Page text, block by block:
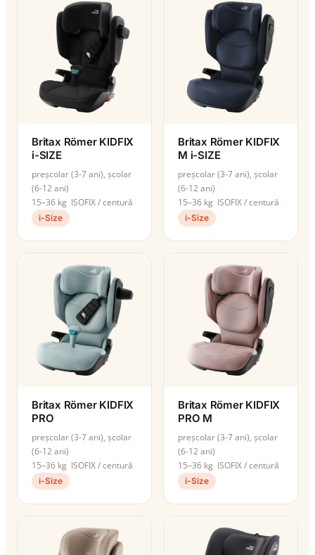
Britax Römer KIDFIX
i-SIZE
preșcolar (3-7 ani), școlar
(6-12 ani)
15–36 kg ISOFIX / centură
i-Size
Britax Römer KIDFIX
M i-SIZE
preșcolar (3-7 ani), școlar
(6-12 ani)
15–36 kg ISOFIX / centură
i-Size
Britax Römer KIDFIX
PRO
preșcolar (3-7 ani), școlar
(6-12 ani)
15–36 kg ISOFIX / centură
i-Size
Britax Römer KIDFIX
PRO M
preșcolar (3-7 ani), școlar
(6-12 ani)
15–36 kg ISOFIX / centură
i-Size